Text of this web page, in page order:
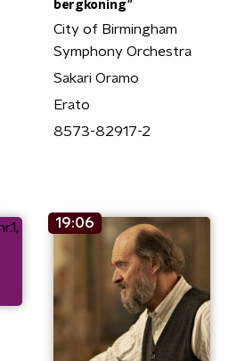
bergkoning"
City of Birmingham
Symphony Orchestra
Sakari Oramo
Erato
8573-82917-2
19:06